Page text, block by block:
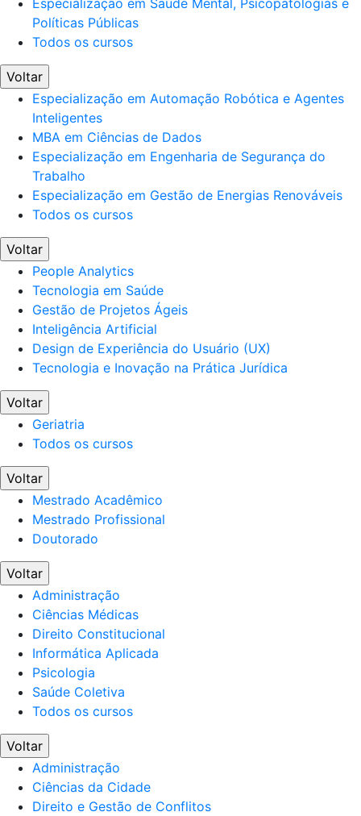
Especialização em Saúde Mental, Psicopatologias e
Políticas Públicas
Todos os cursos
Voltar
Especialização em Automação Robótica e Agentes
Inteligentes
MBA em Ciências de Dados
Especialização em Engenharia de Segurança do
Trabalho
Especialização em Gestão de Energias Renováveis
Todos os cursos
Voltar
People Analytics
Tecnologia em Saúde
Gestão de Projetos Ágeis
Inteligência Artificial
Design de Experiência do Usuário (UX)
Tecnologia e Inovação na Prática Jurídica
Voltar
Geriatria
Todos os cursos
Voltar
Mestrado Acadêmico
Mestrado Profissional
Doutorado
Voltar
Administração
Ciências Médicas
Direito Constitucional
Informática Aplicada
Psicologia
Saúde Coletiva
Todos os cursos
Voltar
Administração
Ciências da Cidade
Direito e Gestão de Conflitos